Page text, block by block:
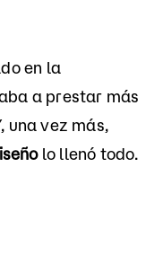
en la
a prestar más
una vez más,
lo llenó todo.